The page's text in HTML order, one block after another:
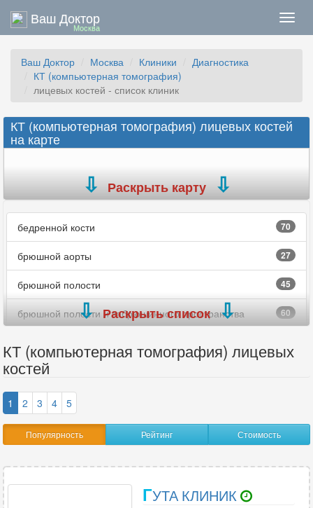
Ваш Доктор
Москва
Ваш Доктор Москва Клиники
Диагностика
КТ (компьютерная томография)
лицевых костей - список клиник
КТ (компьютерная томография) лицевых костей
на карте
Раскрыть карту
бедренной кости 70
брюшной аорты 27
брюшной полости 45
брюшной полости и забрюшинного пространства 60
верхних конечностей (рук)
виртуальная колоноскопия
височно-нижнечелюстных суставов (ВНЧС)
височных костей 83
всего позвоночника
Раскрыть список
КТ (компьютерная томография) лицевых
костей
1 2 3 4 5
Популярность Рейтинг Стоимость
ГУТА КЛИНИК